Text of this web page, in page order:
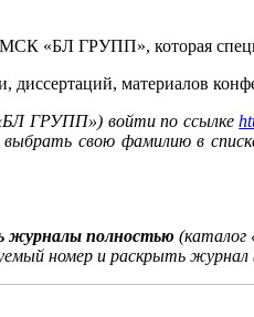
«БЛ ГРУПП», которая
диссертаций, материалов
ГРУПП») войти по ссылке
свою фамилию в
полностью (каталог
номер и раскрыть журнал